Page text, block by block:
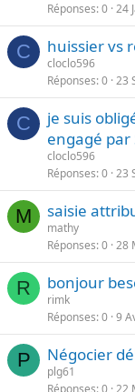
Réponses 0 24
C huissier vs
cloclo596
Réponses 0 23
C
je suis
engagé par
cloclo596
Réponses 0 23
M saisie
mathy
Réponses 0 28
R bonjour
rimk
Réponses 0 9
P Négocier
plg61
Réponses 0 22